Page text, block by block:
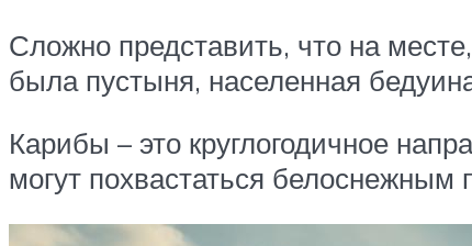
Сложно представить, что на
была пустыня, населенная
Карибы – это круглогодичное
могут похвастаться белоснежным